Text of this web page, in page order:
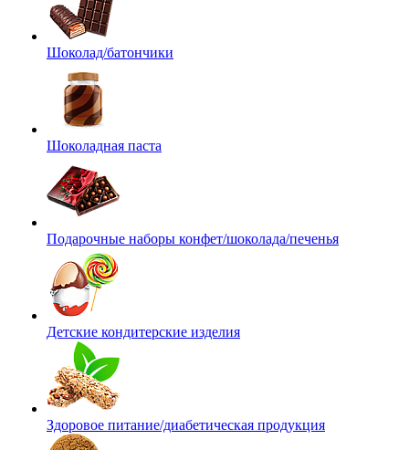
Шоколад/батончики
Шоколадная паста
Подарочные наборы конфет/шоколада/печенья
Детские кондитерские изделия
Здоровое питание/диабетическая продукция